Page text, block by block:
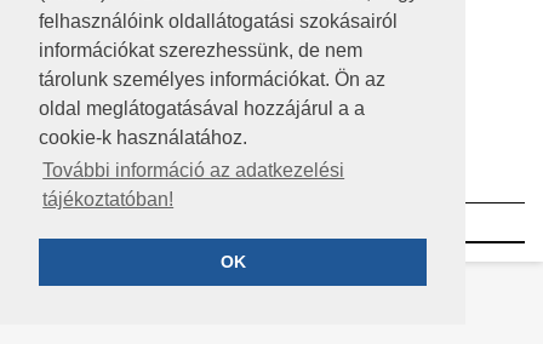
felhasználóink oldallátogatási szokásairól
információkat szerezhessünk, de nem
tárolunk személyes információkat. Ön az
oldal meglátogatásával hozzájárul a a
cookie-k használatához.
További információ az adatkezelési
tájékoztatóban!
OK
IMPRESSZUM
MÉDIAAJÁNLAT
KÖZÉRDEKŰ ADATOK
ADATVÉDELEM